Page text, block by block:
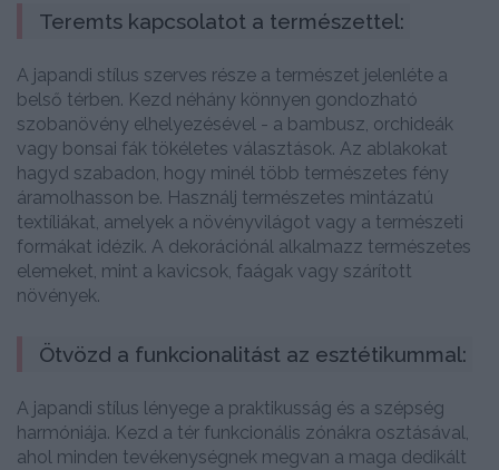
Teremts kapcsolatot a természettel:
A japandi stílus szerves része a természet jelenléte a
belső térben. Kezd néhány könnyen gondozható
szobanövény elhelyezésével - a bambusz, orchideák
vagy bonsai fák tökéletes választások. Az ablakokat
hagyd szabadon, hogy minél több természetes fény
áramolhasson be. Használj természetes mintázatú
textíliákat, amelyek a növényvilágot vagy a természeti
formákat idézik. A dekorációnál alkalmazz természetes
elemeket, mint a kavicsok, faágak vagy szárított
növények.
Ötvözd a funkcionalitást az esztétikummal:
A japandi stílus lényege a praktikusság és a szépség
harmóniája. Kezd a tér funkcionális zónákra osztásával,
ahol minden tevékenységnek megvan a maga dedikált